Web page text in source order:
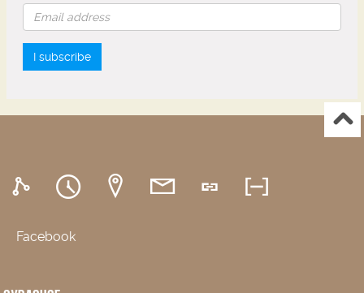
I subscribe
Facebook